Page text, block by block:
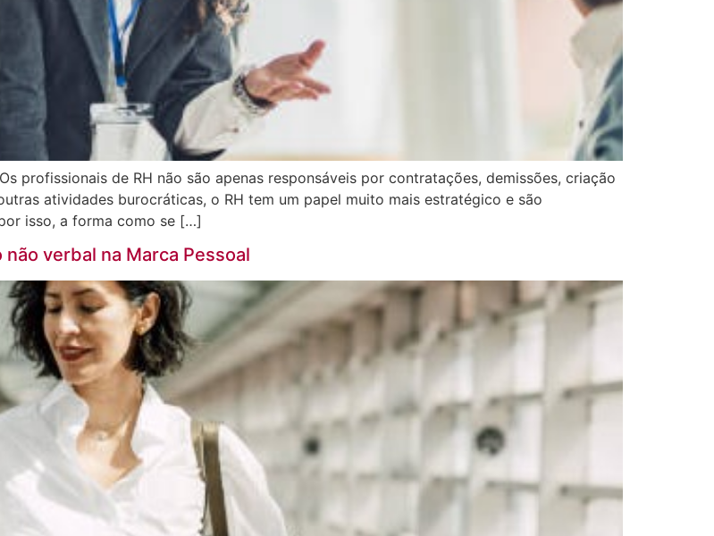
profissionais de RH não são apenas responsáveis por contratações, demissões, criação
atividades burocráticas, o RH tem um papel muito mais estratégico e são
isso, a forma como se […]
verbal na Marca Pessoal